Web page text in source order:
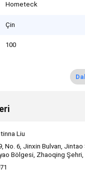
Hometeck
Çin
100
Liu
No. 6, Jinxin Bulvarı,
Bölgesi, Zhaoqing Şehri,